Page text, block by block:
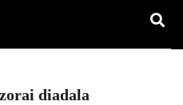
diadala